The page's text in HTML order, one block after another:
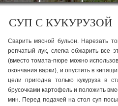
СУП С КУКУРУЗОЙ
Сварить мясной бульон. Нарезать
репчатый лук, слег­ка обжарить все
(вместо томата-пюре можно
окон­чания варки), и опустить в
цели при­годна только кукуруза в
брусочками картофель и поло­жить
мин. Перед подачей на стол суп